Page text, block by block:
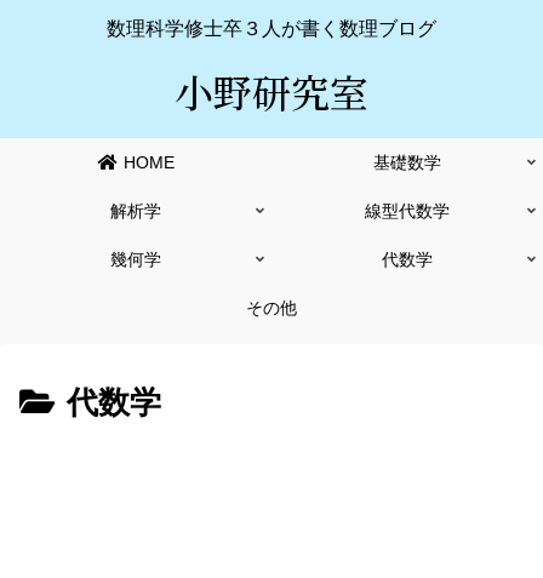
数理科学修士卒３人が書く数理ブログ
小野研究室
HOME 基礎数学
解析学 線型代数学
幾何学 代数学
その他
代数学